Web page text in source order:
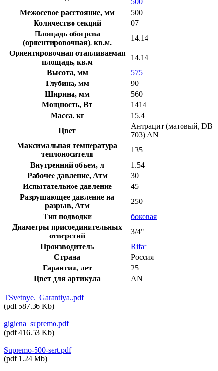
Межосевое расстояние, мм
500
Количество секций
07
Площадь обогрева
(ориентировочная), кв.м.
14.14
Ориентировочная отапливаемая
площадь, кв.м
14.14
Высота, мм
575
Глубина, мм
90
Ширина, мм
560
Мощность, Вт
1414
Масса, кг
15.4
Цвет
Антрацит (матовый, DB
703) AN
Максимальная температура
теплоносителя
135
Внутренний объем, л
1.54
Рабочее давление, Атм
30
Испытательное давление
45
Разрушающее давление на
разрыв, Атм
250
Тип подводки
боковая
Диаметры присоединительных
отверстий
3/4"
Производитель
Rifar
Страна
Россия
Гарантия, лет
25
Цвет для артикула
AN
TSvetnye._Garantiya..pdf
(pdf 587.36 Kb)
gigiena_supremo.pdf
(pdf 416.53 Kb)
Supremo-500-sert.pdf
(pdf 1.24 Mb)